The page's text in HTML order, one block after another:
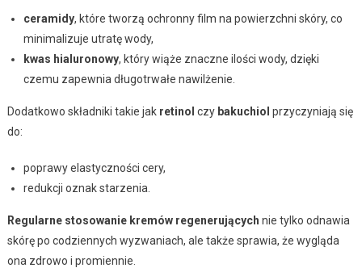
ceramidy, które tworzą ochronny film na powierzchni skóry, co
minimalizuje utratę wody,
kwas hialuronowy, który wiąże znaczne ilości wody, dzięki
czemu zapewnia długotrwałe nawilżenie.
Dodatkowo składniki takie jak retinol czy bakuchiol przyczyniają się
do:
poprawy elastyczności cery,
redukcji oznak starzenia.
Regularne stosowanie kremów regenerujących nie tylko odnawia
skórę po codziennych wyzwaniach, ale także sprawia, że wygląda
ona zdrowo i promiennie.